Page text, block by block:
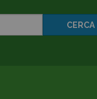
CERCA